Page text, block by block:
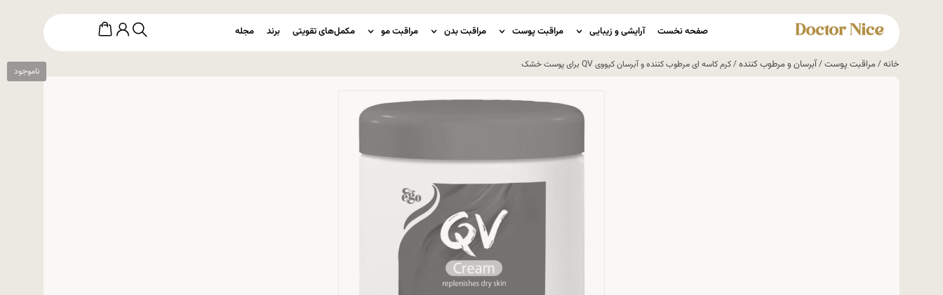
صفحه نخست آرایشی و زیبایی مراقبت پوست مراقبت بدن مراقبت مو مکمل‌های تقویتی برند مجله
خانه/مراقبت پوست/آبرسان و مرطوب کننده/ کرم کاسه ای مرطوب کننده و آبرسان کیووی QV برای پوست خشک